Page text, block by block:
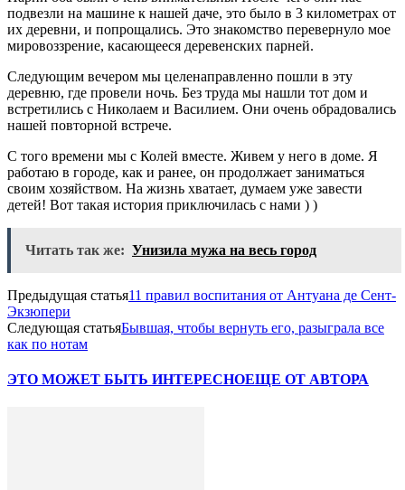
подвезли на машине к нашей даче, это было в 3 километрах от
их деревни, и попрощались. Это знакомство перевернуло мое
мировоззрение, касающееся деревенских парней.
Следующим вечером мы целенаправленно пошли в эту
деревню, где провели ночь. Без труда мы нашли тот дом и
встретились с Николаем и Василием. Они очень обрадовались
нашей повторной встрече.
С того времени мы с Колей вместе. Живем у него в доме. Я
работаю в городе, как и ранее, он продолжает заниматься
своим хозяйством. На жизнь хватает, думаем уже завести
детей! Вот такая история приключилась с нами ) )
Читать так же: Унизила мужа на весь город
Предыдущая статья11 правил воспитания от Антуана де Сент-
Экзюпери
Следующая статьяБывшая, чтобы вернуть его, разыграла все
как по нотам
ЭТО МОЖЕТ БЫТЬ ИНТЕРЕСНОЕЩЕ ОТ АВТОРА